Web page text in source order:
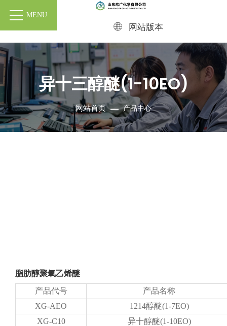
MENU
网站版本
异十三醇醚(1-10EO)
网站首页 产品中心
脂肪醇聚氧乙烯醚
产品代号
产品名称
XG-AEO
1214醇醚(1-7EO)
XG-C10
异十醇醚(1-10EO)